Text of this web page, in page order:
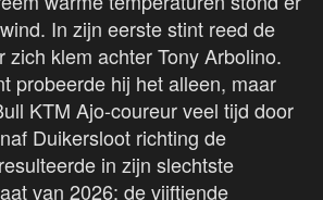
In zijn eerste stint reed de
zich klem achter Tony Arbolino.
probeerde hij het alleen, maar
KTM Ajo-coureur veel tijd door
Duikersloot richting de
in zijn slechtste
van 2026: de vijftiende